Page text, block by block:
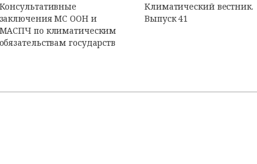
Консультативные
заключения МС ООН и
МАСПЧ по климатическим
обязательствам государств
Климатический вестник.
Выпуск 41